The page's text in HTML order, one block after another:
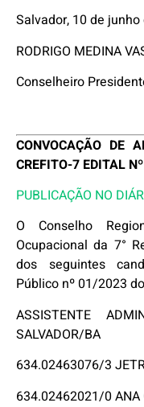
Salvador, 10 de
RODRIGO MEDINA
Conselheiro
CONVOCAÇÃO DE
CREFITO-7 EDITAL
PUBLICAÇÃO NO
O Conselho
Ocupacional da 7°
dos seguintes
Público nº 01/2023
ASSISTENTE
SALVADOR/BA
634.02463076/3
634.02462021/0 ANA